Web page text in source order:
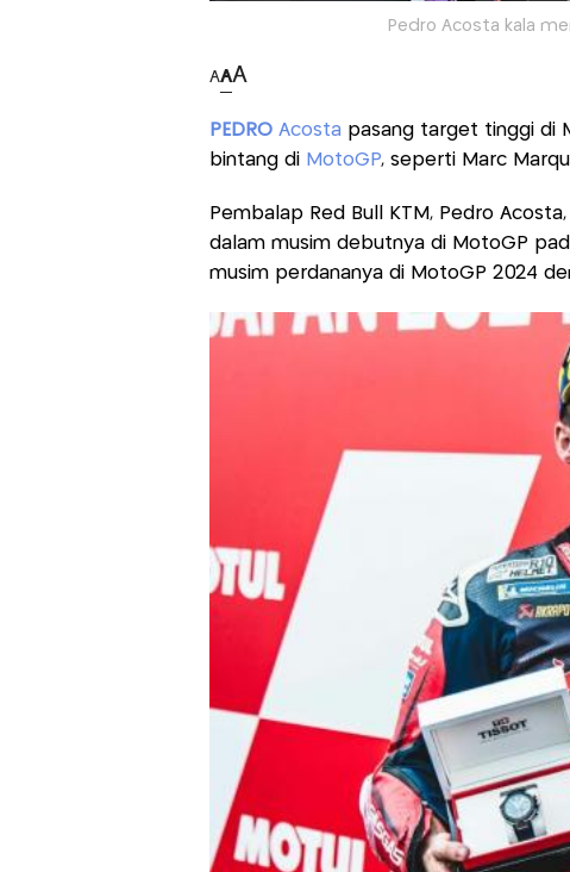
Pedro Acosta kala
AAA
PEDRO Acosta pasang target tinggi di
bintang di MotoGP, seperti Marc
Pembalap Red Bull KTM, Pedro
dalam musim debutnya di MotoGP
musim perdananya di MotoGP 2024